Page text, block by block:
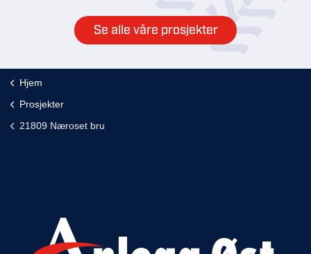
Se alle våre prosjekter
Hjem
Prosjekter
21809 Næroset bru